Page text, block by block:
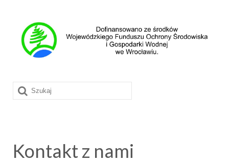
Szuklaj
w:
Kontakt z nami